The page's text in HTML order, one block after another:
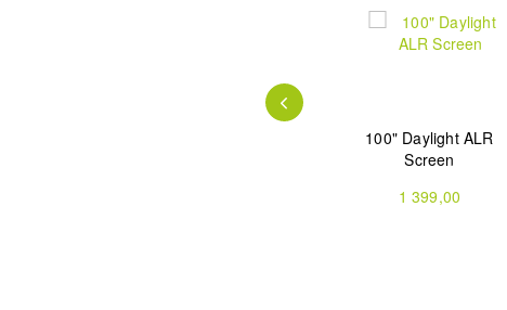
100" Daylight ALR
Screen
1 399,00